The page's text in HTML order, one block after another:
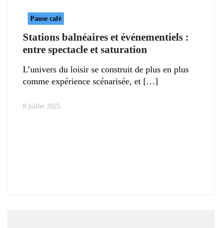
Pause café
Stations balnéaires et événementiels :
entre spectacle et saturation
L’univers du loisir se construit de plus en plus
comme expérience scénarisée, et
8 juillet 2025